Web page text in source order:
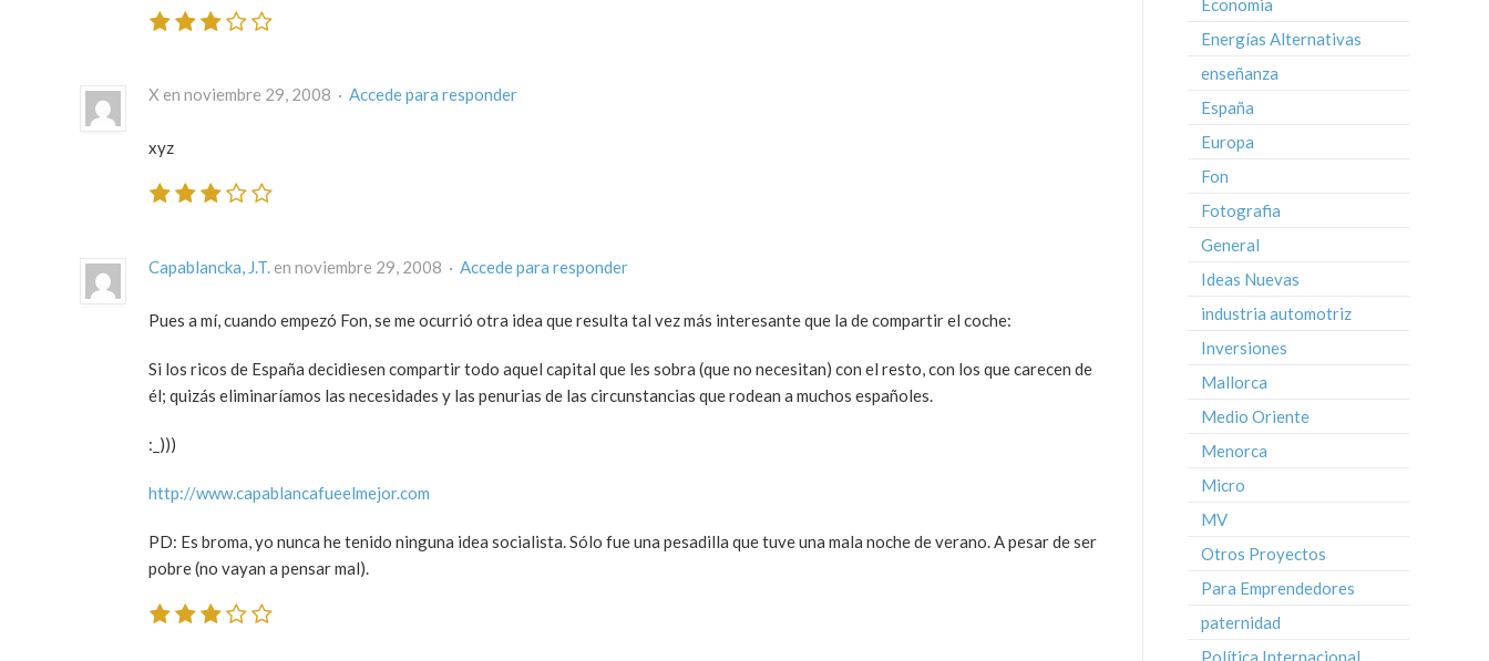
X en noviembre 29, 2008 · Accede para responder
xyz
Capablancka, J.T. en noviembre 29, 2008 · Accede para responder
Pues a mí, cuando empezó Fon, se me ocurrió otra idea que resulta tal vez más interesante que la de compartir el coche:
Si los ricos de España decidiesen compartir todo aquel capital que les sobra (que no necesitan) con el resto, con los que carecen de
él; quizás eliminaríamos las necesidades y las penurias de las circunstancias que rodean a muchos españoles.
:_)))
http://www.capablancafueelmejor.com
PD: Es broma, yo nunca he tenido ninguna idea socialista. Sólo fue una pesadilla que tuve una mala noche de verano. A pesar de ser
pobre (no vayan a pensar mal).
Economia
Energías Alternativas
enseñanza
España
Europa
Fon
Fotografia
General
Ideas Nuevas
industria automotriz
Inversiones
Mallorca
Medio Oriente
Menorca
Micro
MV
Otros Proyectos
Para Emprendedores
paternidad
Política Internacional